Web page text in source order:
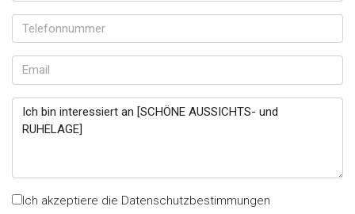
Ich akzeptiere die Datenschutzbestimmungen